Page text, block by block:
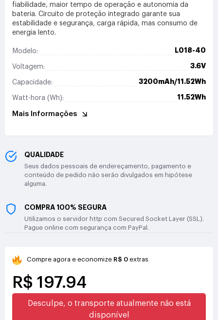
fiabilidade, maior tempo de operação e autonomia da
bateria. Circuito de proteção integrado garante sua
estabilidade e segurança, carga rápida, mas consumo de
energia lento.
Modelo: L018-40
Voltagem: 3.6V
Capacidade: 3200mAh/11.52Wh
Watt-hora (Wh): 11.52Wh
Mais Informações
QUALIDADE
Seus dados pessoais de endereçamento, pagamento e
conteúdo de pedido não serão divulgados em hipótese
alguma.
COMPRA 100% SEGURA
Utilizamos o servidor http com Secured Socket Layer (SSL).
Pague online com segurança com PayPal.
Compre agora e economize R$ 0 extras
R$ 197.94
Desculpe, o transporte atualmente não está
disponível